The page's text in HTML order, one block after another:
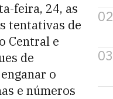
feira, 24, as
tentativas de
Central e
de
o
e números
02
03